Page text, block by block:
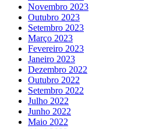
Novembro 2023
Outubro 2023
Setembro 2023
Março 2023
Fevereiro 2023
Janeiro 2023
Dezembro 2022
Outubro 2022
Setembro 2022
Julho 2022
Junho 2022
Maio 2022